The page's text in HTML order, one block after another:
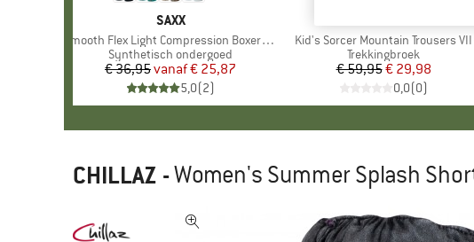
MERK
SAXX
Artikel
Smooth Flex Light Compression Boxer Brief
Productgroep
Synthetisch ondergoed
Prijs
€ 36,95 Verlaagde prijs
vanaf€ 25,87
5,0(2)
Artikel
Kid's Sorcer Mountain Trousers VII
Productgroep
Trekkingbroek
Prijs
€ 59,95Verlaagde prijs
€ 29,98
0,0(0)
CHILLAZ -Women's Summer Splash